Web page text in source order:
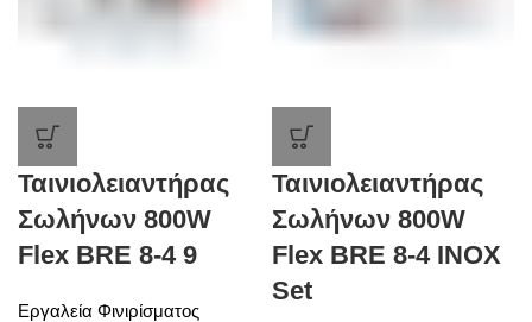
Ταινιολειαντήρας
Σωλήνων 800W
Flex BRE 8-4 9
Εργαλεία Φινιρίσματος
Ταινιολειαντήρας
Σωλήνων 800W
Flex ΒRE 8-4 INOX
Set